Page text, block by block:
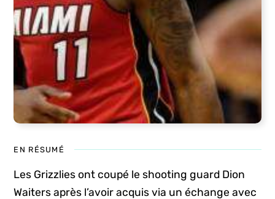
EN RÉSUMÉ
Les Grizzlies ont coupé le shooting guard Dion
Waiters après l’avoir acquis via un échange avec